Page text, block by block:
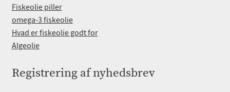
Fiskeolie piller
omega-3 fiskeolie
Hvad er fiskeolie godt for
Algeolie
Registrering af nyhedsbrev